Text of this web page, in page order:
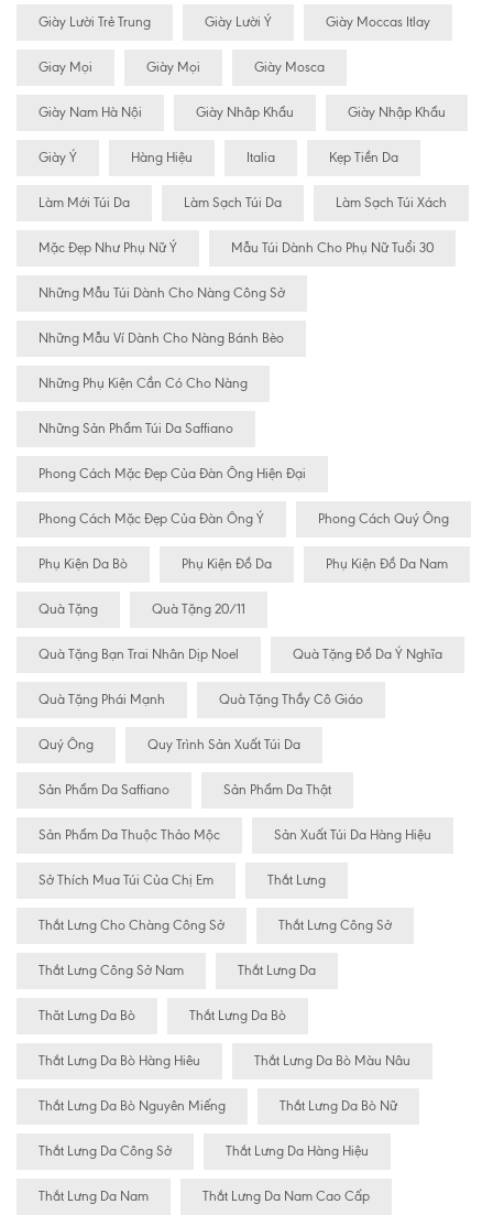
Giày Lười Trẻ Trung Giày Lười Ý Giày Moccas Itlay
Giay Mọi Giày Mọi Giày Mosca
Giày Nam Hà Nội Giày Nhâp Khẩu Giày Nhập Khẩu
Giày Ý Hàng Hiệu Italia Kẹp Tiền Da
Làm Mới Túi Da Làm Sạch Túi Da Làm Sạch Túi Xách
Mặc Đẹp Như Phụ Nữ Ý Mẫu Túi Dành Cho Phụ Nữ Tuổi 30
Những Mẫu Túi Dành Cho Nàng Công Sở
Những Mẫu Ví Dành Cho Nàng Bánh Bèo
Những Phụ Kiện Cần Có Cho Nàng
Những Sản Phẩm Túi Da Saffiano
Phong Cách Mặc Đẹp Của Đàn Ông Hiện Đại
Phong Cách Mặc Đẹp Của Đàn Ông Ý Phong Cách Quý Ông
Phụ Kiện Da Bò Phụ Kiện Đồ Da Phụ Kiện Đồ Da Nam
Quà Tặng Quà Tặng 20/11
Quà Tặng Bạn Trai Nhân Dịp Noel Quà Tặng Đồ Da Ý Nghĩa
Quà Tặng Phái Mạnh Quà Tặng Thầy Cô Giáo
Quý Ông Quy Trình Sản Xuất Túi Da
Sản Phẩm Da Saffiano Sản Phẩm Da Thật
Sản Phẩm Da Thuộc Thảo Mộc Sản Xuất Túi Da Hàng Hiệu
Sở Thích Mua Túi Của Chị Em Thắt Lưng
Thắt Lưng Cho Chàng Công Sở Thắt Lưng Công Sở
Thắt Lưng Công Sở Nam Thắt Lưng Da
Thăt Lưng Da Bò Thắt Lưng Da Bò
Thắt Lưng Da Bò Hàng Hiêu Thắt Lưng Da Bò Màu Nâu
Thắt Lưng Da Bò Nguyên Miếng Thắt Lưng Da Bò Nữ
Thắt Lưng Da Công Sở Thắt Lưng Da Hàng Hiệu
Thắt Lưng Da Nam Thắt Lưng Da Nam Cao Cấp